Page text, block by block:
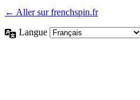
← Aller sur frenchspin.fr
Langue